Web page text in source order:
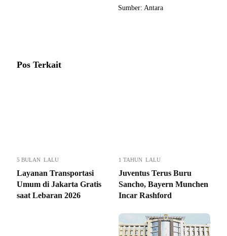
Sumber: Antara
Pos Terkait
5 BULAN LALU
Layanan Transportasi
Umum di Jakarta Gratis
saat Lebaran 2026
1 TAHUN LALU
Juventus Terus Buru
Sancho, Bayern Munchen
Incar Rashford